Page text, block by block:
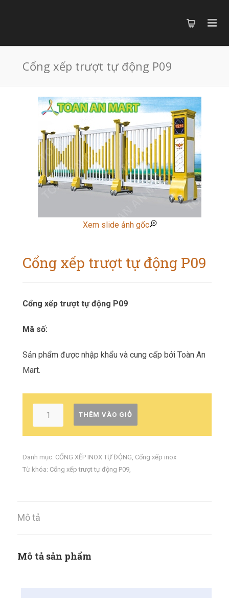
Cổng xếp trượt tự động P09
Xem slide ảnh gốc
Cổng xếp trượt tự động P09
Cổng xếp trượt tự động P09
Mã số:
Sản phẩm được nhập khẩu và cung cấp bởi Toàn An
Mart.
THÊM VÀO GIỎ
Danh mục: CỔNG XẾP INOX TỰ ĐỘNG, Cổng xếp inox
Từ khóa: Cổng xếp trượt tự động P09,
Mô tả
Mô tả sản phẩm